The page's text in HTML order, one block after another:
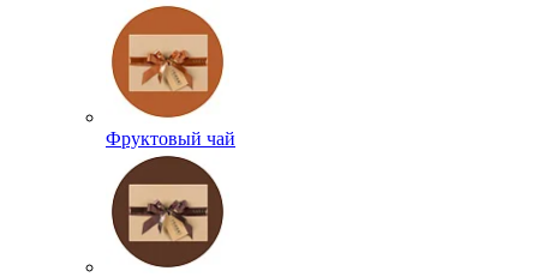
Фруктовый чай